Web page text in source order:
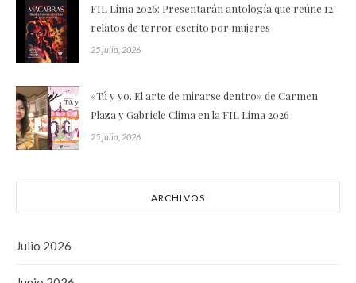
FIL Lima 2026: Presentarán antología que reúne 12
relatos de terror escrito por mujeres
25 julio, 2026
«Tú y yo. El arte de mirarse dentro» de Carmen
Plaza y Gabriele Clima en la FIL Lima 2026
25 julio, 2026
ARCHIVOS
Julio 2026